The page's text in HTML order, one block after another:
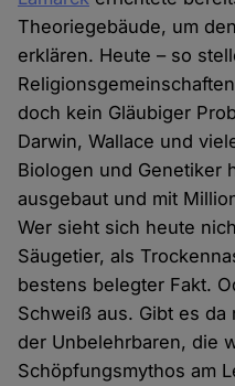
Theoriegebäude, um
erklären. Heute – so
doch kein Gläubiger
Darwin, Wallace und
Biologen und Genetiker
ausgebaut und mit
Wer sieht sich heute
Säugetier, als
bestens belegter Fakt.
Schweiß aus. Gibt es
der Unbelehrbaren, die
Schöpfungsmythos am